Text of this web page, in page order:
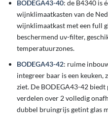
BODEGA43-40: de B4340 is
wijnklimaatkasten van de
wijnklimaatkast met een full
beschermend uv-filter,
temperatuurzones.
BODEGA43-42: ruime
integreer baar is een
ziet. De BODEGA43-42 biedt
verdelen over 2 volledig
dubbel bruingrijs getint glas